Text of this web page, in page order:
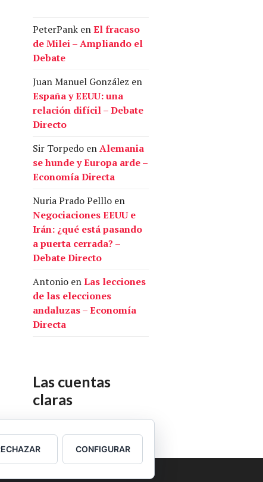
PeterPank enEl fracaso
de Milei – Ampliando el
Debate
Juan Manuel González en
España y EEUU: una
relación difícil – Debate
Directo
Sir Torpedo enAlemania
se hunde y Europa arde –
Economía Directa
Nuria Prado Pelllo en
Negociaciones EEUU e
Irán: ¿qué está pasando
a puerta cerrada? –
Debate Directo
Antonio enLas lecciones
de las elecciones
andaluzas – Economía
Directa
Las cuentas
claras
Nuestras cuentas
CONFIGURAR